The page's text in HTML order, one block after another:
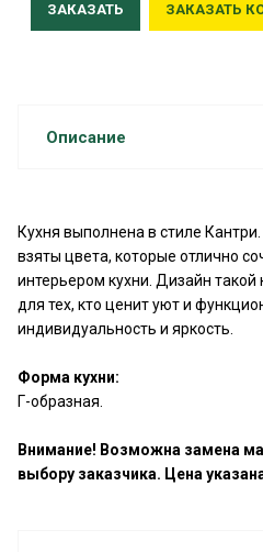
ЗАКАЗАТЬ ЗАКАЗАТЬ
Описание
Кухня выполнена в стиле
взяты цвета, которые отлично
интерьером кухни. Дизайн
для тех, кто ценит уют и
индивидуальность и яркость.
Форма кухни:
Г-образная.
Внимание! Возможна замена
выбору заказчика. Цена